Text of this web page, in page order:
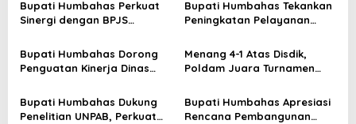
s
i
p
o
s
Bupati Humbahas Perkuat
Sinergi dengan BPJS
Perluas Perlindungan
Pekerja
Bupati Humbahas Tekankan
Peningkatan Pelayanan
Utamakan Profesionalisme
dan Integritas
Bupati Humbahas Dorong
Penguatan Kinerja Dinas
SDM Berkualitas
Menang 4-1 Atas Disdik,
Poldam Juara Turnamen
Bupati Humbahas Dukung
Penelitian UNPAB, Perkuat
Bupati Humbahas Apresiasi
Rencana Pembangunan